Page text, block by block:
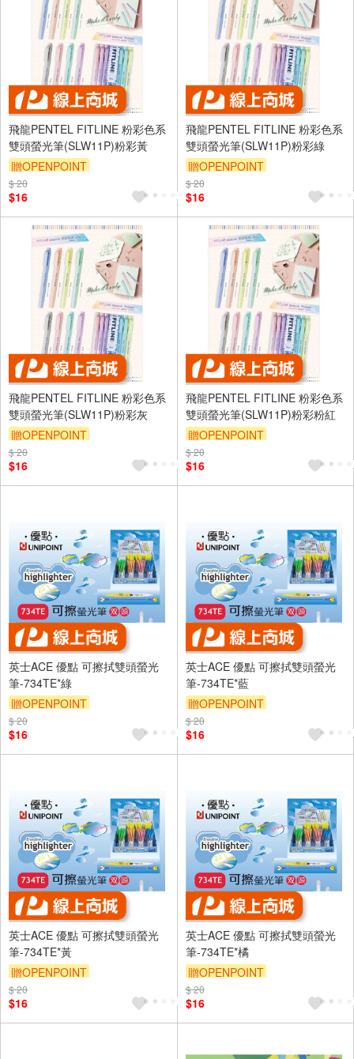
飛龍PENTEL FITLINE 粉彩色系
雙頭螢光筆(SLW11P)粉彩黃
贈OPENPOINT
$ 20
$16
飛龍PENTEL FITLINE 粉彩色系
雙頭螢光筆(SLW11P)粉彩綠
贈OPENPOINT
$ 20
$16
飛龍PENTEL FITLINE 粉彩色系
雙頭螢光筆(SLW11P)粉彩灰
贈OPENPOINT
$ 20
$16
飛龍PENTEL FITLINE 粉彩色系
雙頭螢光筆(SLW11P)粉彩粉紅
贈OPENPOINT
$ 20
$16
英士ACE 優點 可擦拭雙頭螢光
筆-734TE*綠
贈OPENPOINT
$ 20
$16
英士ACE 優點 可擦拭雙頭螢光
筆-734TE*藍
贈OPENPOINT
$ 20
$16
英士ACE 優點 可擦拭雙頭螢光
筆-734TE*黃
贈OPENPOINT
$ 20
$16
英士ACE 優點 可擦拭雙頭螢光
筆-734TE*橘
贈OPENPOINT
$ 20
$16